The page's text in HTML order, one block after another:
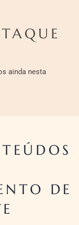
ainda nesta
DE